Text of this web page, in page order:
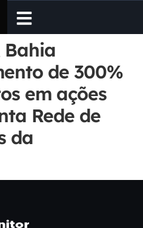
Bahia
de 300%
em ações
Rede de
da